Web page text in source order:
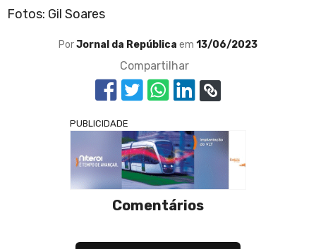
Fotos: Gil Soares
PorJornal da República em 13/06/2023
Compartilhar
PUBLICIDADE
Comentários